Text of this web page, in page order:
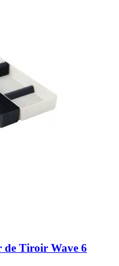
de Tiroir Wave 6